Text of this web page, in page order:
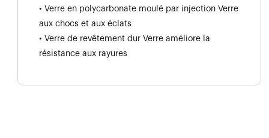
• Verre en polycarbonate moulé par injection Verre
aux chocs et aux éclats
• Verre de revêtement dur Verre améliore la
résistance aux rayures